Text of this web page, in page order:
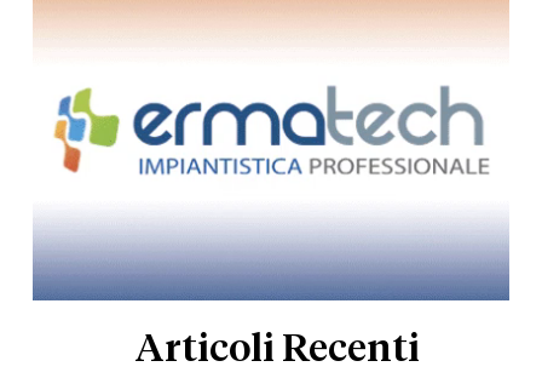
Articoli Recenti